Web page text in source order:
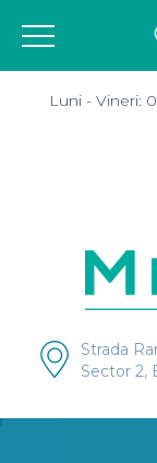
Luni - Vineri:
Strada
Sector 2,